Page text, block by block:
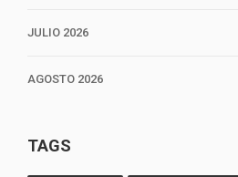
JULIO 2026
AGOSTO 2026
TAGS